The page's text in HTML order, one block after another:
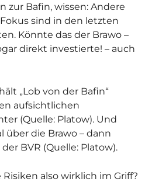
zur Bafin, wissen: Andere
sind in den letzten
Könnte das der Brawo –
direkt investierte! – auch
„Lob von der Bafin“
aufsichtlichen
(Quelle: Platow). Und
die Brawo – dann
BVR (Quelle: Platow).
also wirklich im Griff?